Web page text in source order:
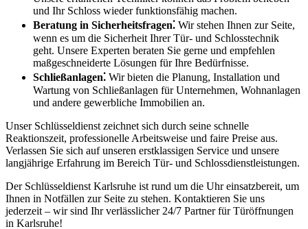
und Ihr Schloss wieder funktionsfähig machen.
Beratung in Sicherheitsfragen⁚ Wir stehen Ihnen zur Seite,
wenn es um die Sicherheit Ihrer Tür- und Schlosstechnik
geht.​ Unsere Experten beraten Sie gerne und empfehlen
maßgeschneiderte Lösungen für Ihre Bedürfnisse.​
Schließanlagen⁚ Wir bieten die Planung, Installation und
Wartung von Schließanlagen für Unternehmen, Wohnanlagen
und andere gewerbliche Immobilien an.
Unser Schlüsseldienst zeichnet sich durch seine schnelle
Reaktionszeit, professionelle Arbeitsweise und faire Preise aus.​
Verlassen Sie sich auf unseren erstklassigen Service und unsere
langjährige Erfahrung im Bereich Tür- und Schlossdienstleistungen.​
Der Schlüsseldienst Karlsruhe ist rund um die Uhr einsatzbereit, um
Ihnen in Notfällen zur Seite zu stehen.​ Kontaktieren Sie uns
jederzeit – wir sind Ihr verlässlicher 24/7 Partner für Türöffnungen
in Karlsruhe!​